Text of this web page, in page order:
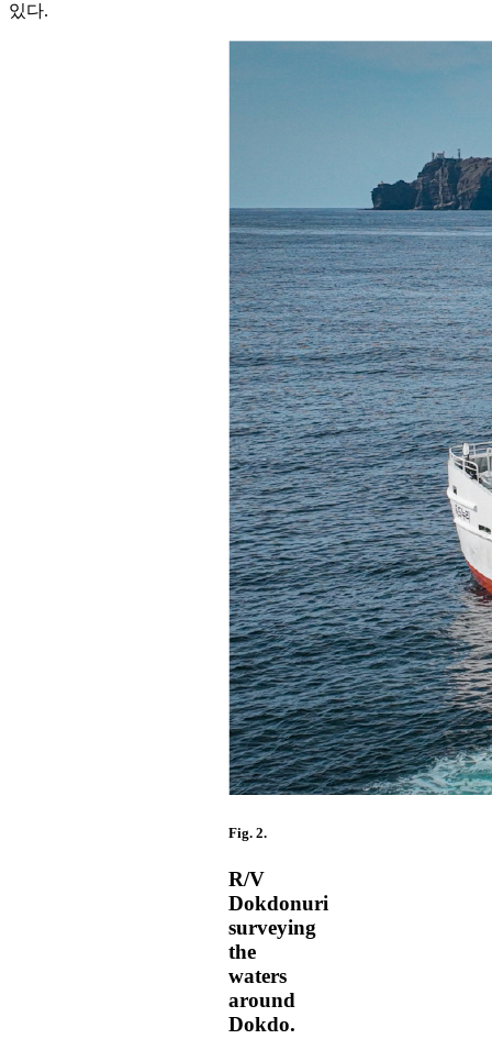
있다.
Fig. 2.
R/V
Dokdonuri
surveying
the
waters
around
Dokdo.